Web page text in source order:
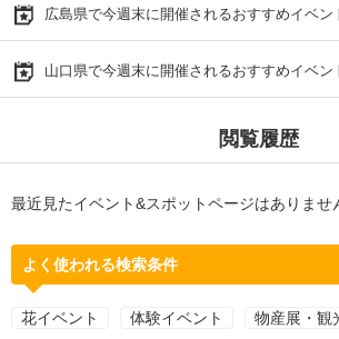
広島県で今週末に開催されるおすすめイベン
山口県で今週末に開催されるおすすめイベン
閲覧履歴
最近見たイベント&スポットページはありませ
よく使われる検索条件
花イベント 体験イベント 物産展・観